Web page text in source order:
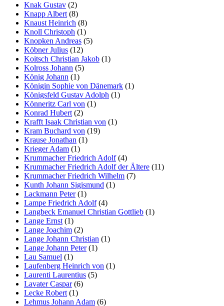
Knak Gustav (2)
Knapp Albert (8)
Knaust Heinrich (8)
Knoll Christoph (1)
Knopken Andreas (5)
Köbner Julius (12)
Koitsch Christian Jakob (1)
Kolross Johann (5)
König Johann (1)
Königin Sophie von Dänemark (1)
Königsfeld Gustav Adolph (1)
Könneritz Carl von (1)
Konrad Hubert (2)
Krafft Isaak Christian von (1)
Kram Buchard von (19)
Krause Jonathan (1)
Krieger Adam (1)
Krummacher Friedrich Adolf(4)
Krummacher Friedrich Adolf der Ältere (11)
Krummacher Friedrich Wilhelm (7)
Kunth Johann Sigismund (1)
Lackmann Peter(1)
Lampe Friedrich Adolf(4)
Langbeck Emanuel Christian Gottlieb (1)
Lange Ernst (1)
Lange Joachim (2)
Lange Johann Christian (1)
Lange Johann Peter(1)
Lau Samuel (1)
Laufenberg Heinrich von (1)
Laurenti Laurentius (5)
Lavater Caspar(6)
Lecke Robert (1)
Lehmus Johann Adam (6)